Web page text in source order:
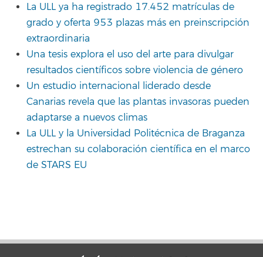
La ULL ya ha registrado 17.452 matrículas de
grado y oferta 953 plazas más en preinscripción
extraordinaria
Una tesis explora el uso del arte para divulgar
resultados científicos sobre violencia de género
Un estudio internacional liderado desde
Canarias revela que las plantas invasoras pueden
adaptarse a nuevos climas
La ULL y la Universidad Politécnica de Braganza
estrechan su colaboración científica en el marco
de STARS EU